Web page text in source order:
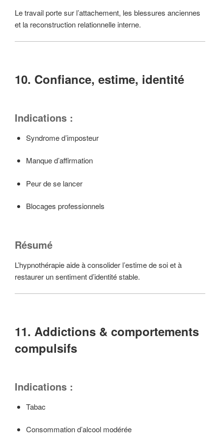
Le travail porte sur l’attachement, les blessures anciennes
et la reconstruction relationnelle interne.
10. Confiance, estime, identité
Indications :
Syndrome d’imposteur
Manque d’affirmation
Peur de se lancer
Blocages professionnels
Résumé
L’hypnothérapie aide à consolider l’estime de soi et à
restaurer un sentiment d’identité stable.
11. Addictions & comportements
compulsifs
Indications :
Tabac
Consommation d’alcool modérée